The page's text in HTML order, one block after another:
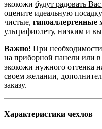
экокожи будут радовать
оцените идеальную
чистые, гипоаллергенные
ультрафиолету, низким и
Важно! При
на приборной панели или в
экокожи нужного оттенка
своем желании,
заказу.
Характеристики чехлов